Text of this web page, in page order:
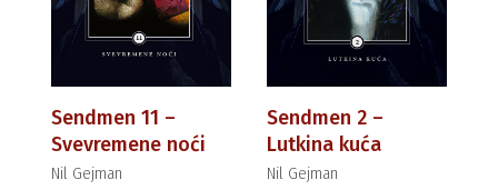
Sendmen 11 –
Svevremene noći
Nil Gejman
Sendmen 2 –
Lutkina kuća
Nil Gejman